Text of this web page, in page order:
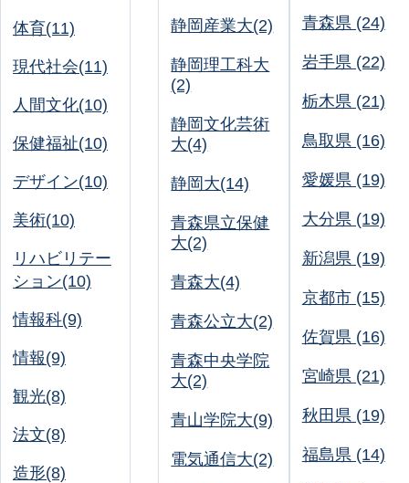
体育(11)
現代社会(11)
人間文化(10)
保健福祉(10)
デザイン(10)
美術(10)
リハビリテー
ション(10)
情報科(9)
情報(9)
観光(8)
法文(8)
造形(8)
静岡産業大(2)
静岡理工科大
(2)
静岡文化芸術
大(4)
静岡大(14)
青森県立保健
大(2)
青森大(4)
青森公立大(2)
青森中央学院
大(2)
青山学院大(9)
電気通信大(2)
青森県 (24)
岩手県 (22)
栃木県 (21)
鳥取県 (16)
愛媛県 (19)
大分県 (19)
新潟県 (19)
京都市 (15)
佐賀県 (16)
宮崎県 (21)
秋田県 (19)
福島県 (14)